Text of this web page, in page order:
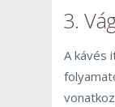
3.
A kávés